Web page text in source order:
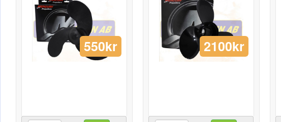
550kr 2100kr